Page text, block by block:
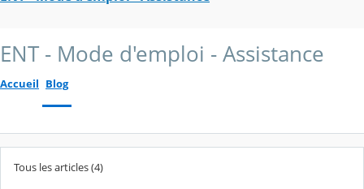
ENT - Mode d'emploi - Assistance
Accueil Blog
Tous les articles (4)